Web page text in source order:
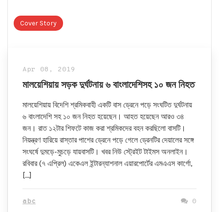
Cover Story
Apr 08, 2019
মালয়েশিয়ায় সড়ক দুর্ঘটনায় ৬ বাংলাদেশিসহ ১০ জন নিহত
মালয়েশিয়ায় বিদেশি শ্রমিকবাহী একটি বাস ড্রেনে পড়ে সংঘটিত দুর্ঘটনায়
৬ বাংলাদেশি সহ ১০ জন নিহত হয়েছেন। আহত হয়েছেন আরও ৩৪
জন। রাত ১২টার শিফটে কাজ করা শ্রমিকদের বহন করছিলো বাসটি।
নিয়ন্ত্রণ হারিয়ে রাস্তার পাশের ড্রেনে পড়ে গেলে ড্রেনটির দেয়ালের সঙ্গে
সংঘর্ষে দুমড়ে-মুচড়ে যায়বাসটি। খবর নিউ স্ট্রেইট টাইমস অনলাইন।
রবিবার (৭ এপ্রিল) একেএল ইন্টারন্যাশনাল এয়ারপোর্টের এমএএস কার্গো,
[…]
abc 0